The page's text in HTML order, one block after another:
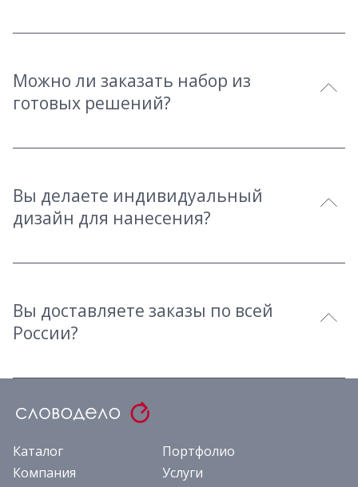
Можно ли заказать набор из
готовых решений?
Вы делаете индивидуальный
дизайн для нанесения?
Вы доставляете заказы по всей
России?
Каталог
Портфолио
Компания
Услуги